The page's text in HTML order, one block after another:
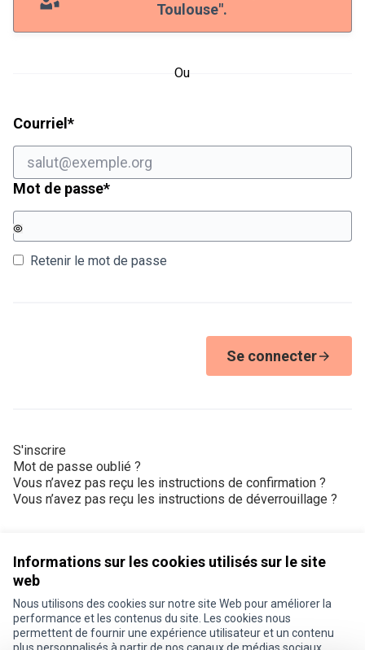
Informations sur les cookies utilisés sur le site
web
Nous utilisons des cookies sur notre site Web pour améliorer la
performance et les contenus du site. Les cookies nous
permettent de fournir une expérience utilisateur et un contenu
Toulouse".
Ou
Courriel *Champ obligatoire
Mot de passe*Champ obligatoire
Retenir le mot de passe
Se connecter
S'inscrire
Mot de passe oublié ?
Vous n’avez pas reçu les instructions de confirmation ?
Vous n’avez pas reçu les instructions de déverrouillage ?
Conditions d'utilisation
Paramètres des cookies
Je participe ! sur X
Je participe ! sur Facebook
Je participe ! sur Instagram